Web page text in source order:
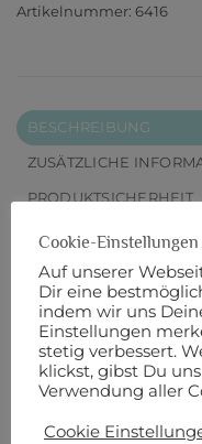
Artikelnummer: 6416
BESCHREIBUNG
ZUSÄTZLICHE
PRODUKTSICHERHEIT
Für schönste Nähte
Mara ist ein
einsetzbarer
einzigartigen Micro
hergestellt. MCT® ist
auf Basis von
Cookie-Einstellungen
Auf unserer
Dir eine
indem wir uns
Einstellungen
stetig verbessert.
klickst, gibst Du
Verwendung aller
Cookie